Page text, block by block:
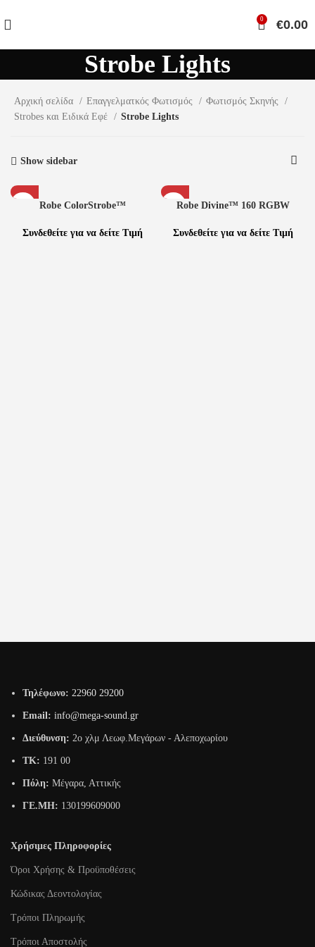
0 €0.00
Strobe Lights
Αρχική σελίδα Επαγγελματκός Φωτισμός
Φωτισμός Σκηνής
Strobes και Ειδικά Εφέ
Strobe Lights
Show sidebar
Robe ColorStrobe™
Συνδεθείτε για να δείτε Τιμή
Robe Divine™ 160 RGBW
Συνδεθείτε για να δείτε Τιμή
Τηλέφωνο: 22960 29200
Email: info@mega-sound.gr
Διεύθυνση: 2o χλμ Λεωφ.Μεγάρων - Αλεποχωρίου
TK: 191 00
Πόλη: Μέγαρα, Αττικής
ΓΕ.ΜΗ: 130199609000
Χρήσιμες Πληροφορίες
Όροι Χρήσης & Προϋποθέσεις
Κώδικας Δεοντολογίας
Τρόποι Πληρωμής
Τρόποι Αποστολής